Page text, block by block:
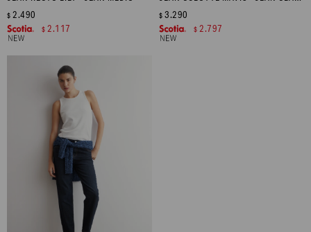
$ 2.490
$ 2.117
$ 3.290
$ 2.797